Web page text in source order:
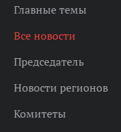
Главные темы
Все новости
Председатель
Новости регионов
Комитеты